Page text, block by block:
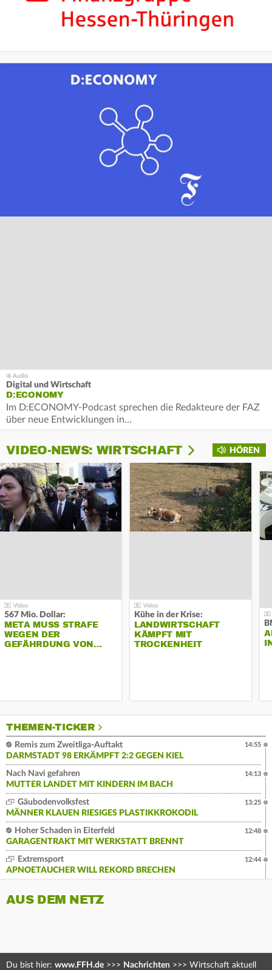
Digital und Wirtschaft
D:ECONOMY
Im D:ECONOMY-Podcast sprechen die Redakteure der FAZ
über neue Entwicklungen in…
HÖREN
VIDEO-NEWS: WIRTSCHAFT
567 Mio. Dollar:
META MUSS STRAFE
WEGEN DER
GEFÄHRDUNG VON…
Kühe in der Krise:
LANDWIRTSCHAFT
KÄMPFT MIT
TROCKENHEIT
THEMEN-TICKER
Remis zum Zweitliga-Auftakt
DARMSTADT 98 ERKÄMPFT 2:2 GEGEN KIEL
14:55
Nach Navi gefahren
MUTTER LANDET MIT KINDERN IM BACH
14:13
Gäubodenvolksfest
MÄNNER KLAUEN RIESIGES PLASTIKKROKODIL
13:25
Hoher Schaden in Eiterfeld
GARAGENTRAKT MIT WERKSTATT BRENNT
12:48
Extremsport
APNOETAUCHER WILL REKORD BRECHEN
12:44
AUS DEM NETZ
Du bist hier: www.FFH.de >>> Nachrichten >>> Wirtschaft aktuell